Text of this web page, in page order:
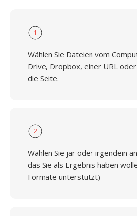
1
Wählen Sie Dateien vom
Drive, Dropbox, einer URL
die Seite.
2
Wählen Sie jar oder irgendein
das Sie als Ergebnis haben
Formate unterstützt)